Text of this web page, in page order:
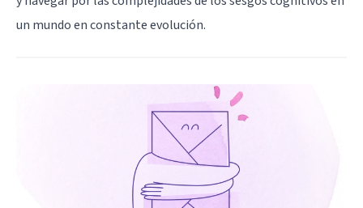
un mundo en constante evolución.